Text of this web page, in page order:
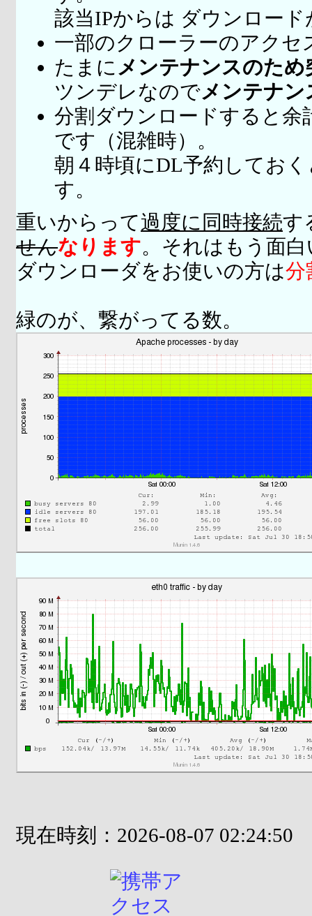
該当IPからは ダウンロー
一部のクローラーのアクセ
たまに メンテナンスのため
ツンデレなのでメンテナ
分割ダウンロードすると余
です（混雑時）。
朝４時頃にDL予約してお
す。
重いからって過度に同時接続す
せんなります。それはもう面
ダウンローダをお使いの方は分
緑のが、繋がってる数。
現在時刻：2026-08-07 02:24:50